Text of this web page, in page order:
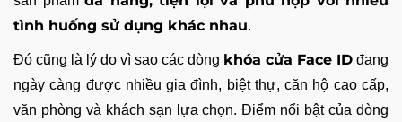
tình huống sử dụng khác nhau.
Đó cũng là lý do vì sao các dòng khóa cửa Face ID đang
ngày càng được nhiều gia đình, biệt thự, căn hộ cao cấp,
văn phòng và khách sạn lựa chọn. Điểm nổi bật của dòng